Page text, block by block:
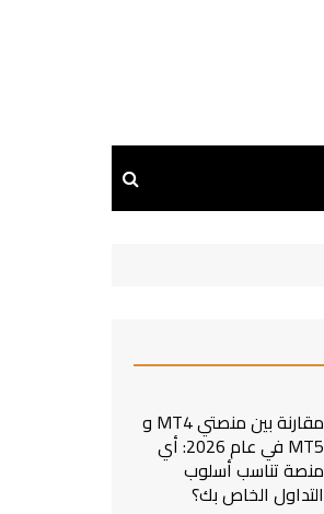
مقارنة بين منصتي MT4 و
MT5 في عام 2026: أي
منصة تناسب أسلوب
التداول الخاص بك؟